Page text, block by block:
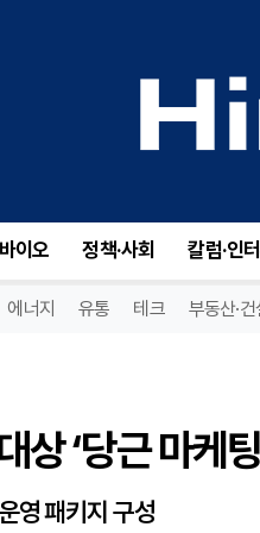
이오 정책·사회 칼럼·인
에너지 유통 테크 부동산·건
‘당근 마케
영 패키지 구성